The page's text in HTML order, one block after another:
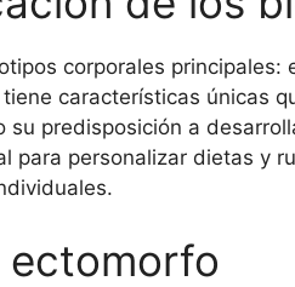
corporales
características únicas
su predisposición a
para personalizar dietas y
ectomorfo